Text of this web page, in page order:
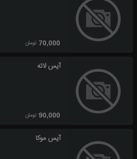
70,000 تومان
آیس لاته
90,000 تومان
آیس موکا